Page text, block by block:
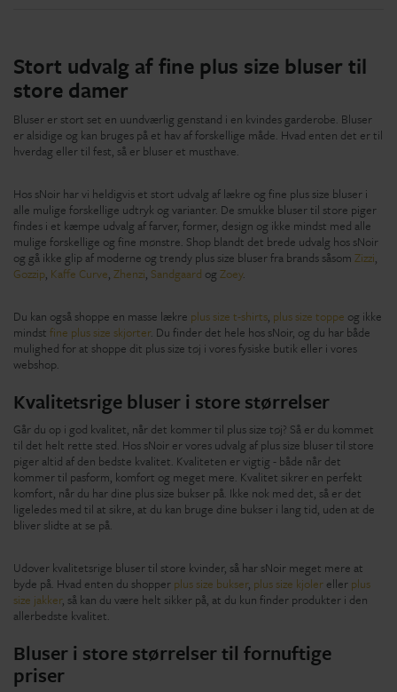
Stort udvalg af fine plus size bluser til
store damer
Bluser er stort set en uundværlig genstand i en kvindes garderobe. Bluser
er alsidige og kan bruges på et hav af forskellige måde. Hvad enten det er til
hverdag eller til fest, så er bluser et musthave.
Hos sNoir har vi heldigvis et stort udvalg af lækre og fine plus size bluser i
alle mulige forskellige udtryk og varianter. De smukke bluser til store piger
findes i et kæmpe udvalg af farver, former, design og ikke mindst med alle
mulige forskellige og fine mønstre. Shop blandt det brede udvalg hos sNoir
og gå ikke glip af moderne og trendy plus size bluser fra brands såsom Zizzi,
Gozzip, Kaffe Curve, Zhenzi, Sandgaard og Zoey.
Du kan også shoppe en masse lækre plus size t-shirts, plus size toppe og ikke
mindst fine plus size skjorter. Du finder det hele hos sNoir, og du har både
mulighed for at shoppe dit plus size tøj i vores fysiske butik eller i vores
webshop.
Kvalitetsrige bluser i store størrelser
Går du op i god kvalitet, når det kommer til plus size tøj? Så er du kommet
til det helt rette sted. Hos sNoir er vores udvalg af plus size bluser til store
piger altid af den bedste kvalitet. Kvaliteten er vigtig - både når det
kommer til pasform, komfort og meget mere. Kvalitet sikrer en perfekt
komfort, når du har dine plus size bukser på. Ikke nok med det, så er det
ligeledes med til at sikre, at du kan bruge dine bukser i lang tid, uden at de
bliver slidte at se på.
Udover kvalitetsrige bluser til store kvinder, så har sNoir meget mere at
byde på. Hvad enten du shopper plus size bukser, plus size kjoler eller plus
size jakker, så kan du være helt sikker på, at du kun finder produkter i den
allerbedste kvalitet.
Bluser i store størrelser til fornuftige
priser